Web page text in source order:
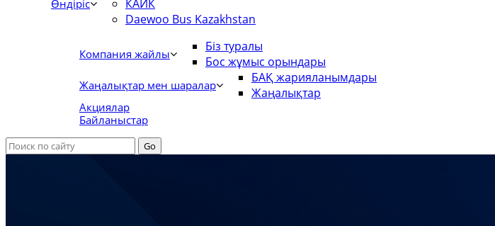
Өндіріс
КАИК
Daewoo Bus Kazakhstan
Компания жайлы
Біз туралы
Бос жұмыс орындары
Жаңалықтар мен шаралар
БАҚ жарияланымдары
Жаңалықтар
Акциялар
Байланыстар